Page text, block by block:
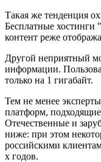
Такая же тенденция
Бесплатные хостинги
контент реже
Другой неприятный
информации.
только на 1 гигабайт.
Тем не менее
платформ,
Отечественные и
ниже: при этом
российскими
х годов.